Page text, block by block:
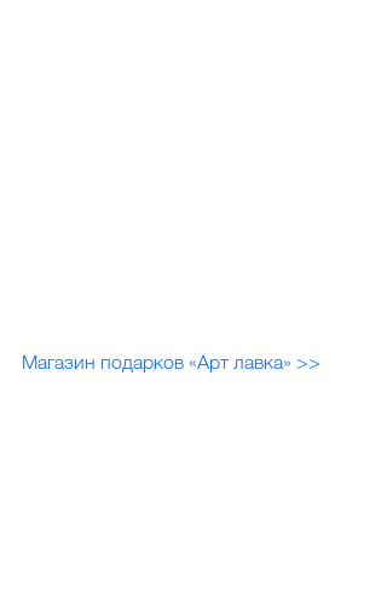
Магазин подарков «Арт лавка» >>